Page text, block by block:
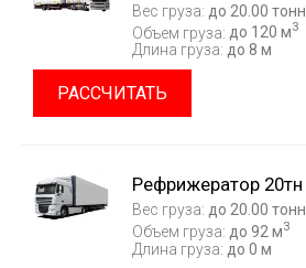
Вес груза: до 20.00 тонн
Объем груза: до 120 м3
Длина груза: до 8 м
РАССЧИТАТЬ
Рефрижератор 20тн
Вес груза: до 20.00 тонн
Объем груза: до 92 м3
Длина груза: до 0 м